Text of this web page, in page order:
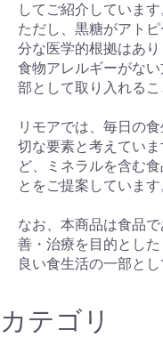
してご紹介しています
ただし、黒糖がアト
分な医学的根拠はあり
食物アレルギーがな
部として取り入れるこ
リモアでは、毎日の
切な要素と考えてい
ど、ミネラルを含む
とをご提案しています
なお、本商品は食品
善・治療を目的とし
良い食生活の一部とし
カテゴリ